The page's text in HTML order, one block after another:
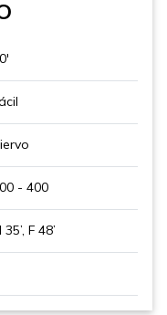
- 400
35’, F 48’